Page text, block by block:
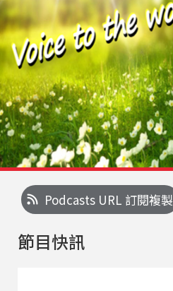
Podcasts URL 訂閱複製
節目快訊